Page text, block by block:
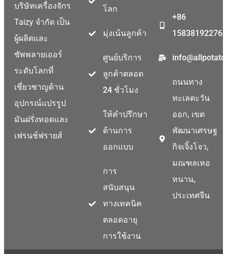
บริษัทเครื่องจักร
Taizy จำกัด เป็น
ผู้ผลิตและ
ซัพพลายเออร์
ระดับโลกที่
เชี่ยวชาญด้าน
อุปกรณ์แปรรูป
มันฝรั่งทอดและ
เฟรนช์ฟรายส์
โลก
มุ่งเน้นลูกค้า
ศูนย์บริการ
ลูกค้าตลอด
24 ชั่วโมง
ให้คำปรึกษา
ด้านการ
ออกแบบ
การ
สนับสนุน
ทางเทคนิค
ตลอดอายุ
การใช้งาน
+86
15838192276
ถนนทาง
ทะเลตะวัน
ออก, เขต
พัฒนาเศรษฐ
กิจเจิ้งโจว,
มณฑลเหอ
หนาน,
ประเทศจีน